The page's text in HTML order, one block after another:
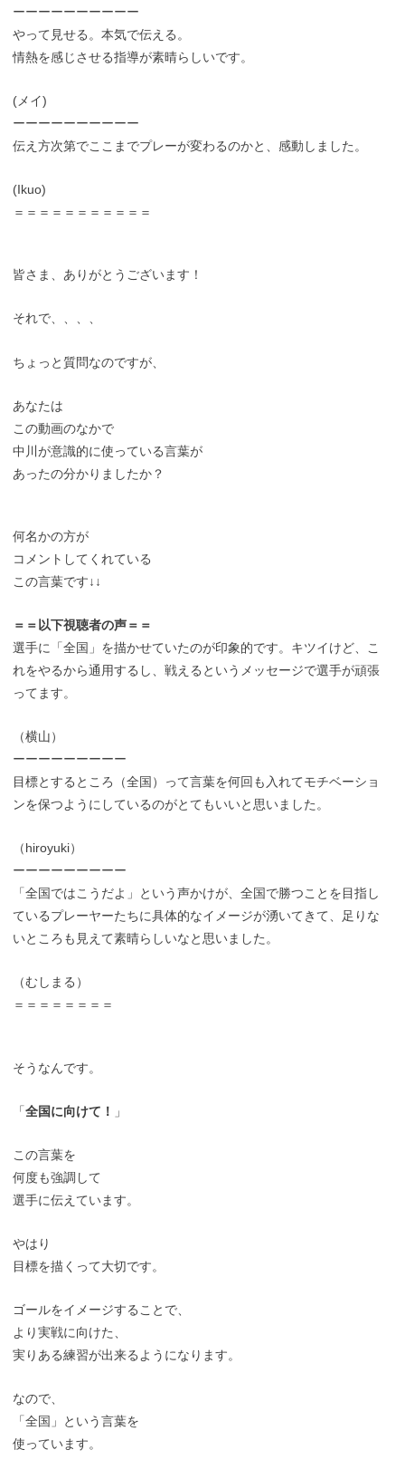
ーーーーーーーーーー
やって見せる。本気で伝える。
情熱を感じさせる指導が素晴らしいです。
(メイ)
ーーーーーーーーーー
伝え方次第でここまでプレーが変わるのかと、感動しました。
(Ikuo)
＝＝＝＝＝＝＝＝＝＝＝
皆さま、ありがとうございます！
それで、、、、
ちょっと質問なのですが、
あなたは
この動画のなかで
中川が意識的に使っている言葉が
あったの分かりましたか？
何名かの方が
コメントしてくれている
この言葉です↓↓
＝＝以下視聴者の声＝＝
選手に「全国」を描かせていたのが印象的です。キツイけど、こ
れをやるから通用するし、戦えるというメッセージで選手が頑張
ってます。
（横山）
ーーーーーーーーー
目標とするところ（全国）って言葉を何回も入れてモチベーショ
ンを保つようにしているのがとてもいいと思いました。
（hiroyuki）
ーーーーーーーーー
「全国ではこうだよ」という声かけが、全国で勝つことを目指し
ているプレーヤーたちに具体的なイメージが湧いてきて、足りな
いところも見えて素晴らしいなと思いました。
（むしまる）
＝＝＝＝＝＝＝＝
そうなんです。
「全国に向けて！ 」
この言葉を
何度も強調して
選手に伝えています。
やはり
目標を描くって大切です。
ゴールをイメージすることで、
より実戦に向けた、
実りある練習が出来るようになります。
なので、
「全国」という言葉を
使っています。